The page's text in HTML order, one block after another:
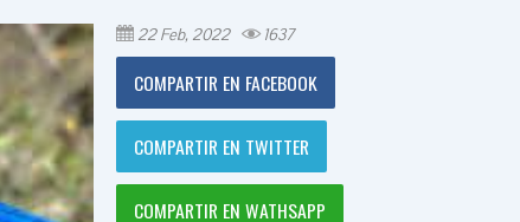
22 Feb, 2022 1637
COMPARTIR EN FACEBOOK
COMPARTIR EN TWITTER
COMPARTIR EN WATHSAPP